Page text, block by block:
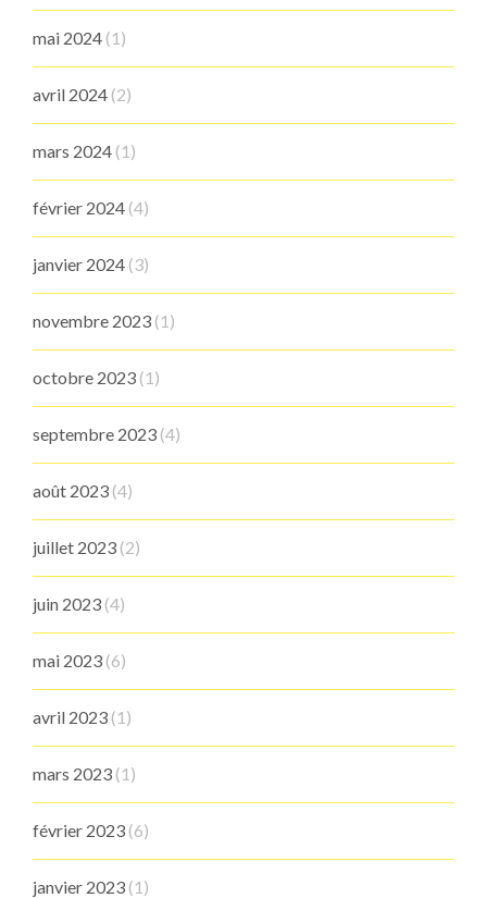
mai 2024 (1)
avril 2024 (2)
mars 2024 (1)
février 2024 (4)
janvier 2024 (3)
novembre 2023 (1)
octobre 2023 (1)
septembre 2023 (4)
août 2023 (4)
juillet 2023 (2)
juin 2023 (4)
mai 2023 (6)
avril 2023 (1)
mars 2023 (1)
février 2023 (6)
janvier 2023 (1)